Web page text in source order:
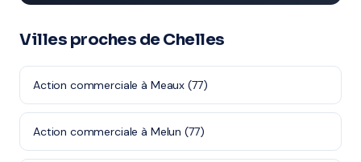
Villes proches de Chelles
Action commerciale à Meaux (77)
Action commerciale à Melun (77)